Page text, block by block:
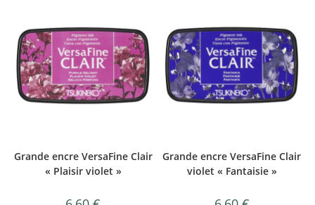
Grande encre VersaFine Clair
« Plaisir violet »
Grande encre VersaFine Clair
violet « Fantaisie »